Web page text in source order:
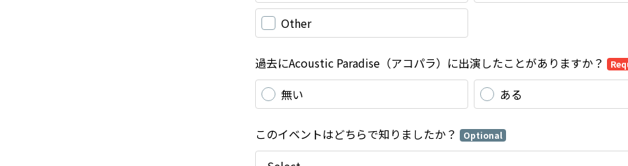
Other
過去にAcoustic Paradise（アコパラ）に出演したことがありますか？
無い ある
このイベントはどちらで知りましたか？ Optional